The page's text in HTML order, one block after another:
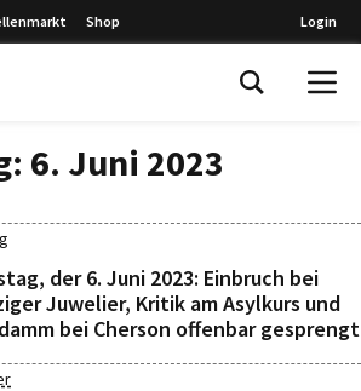
Shop Login
6. Juni 2023
der 6. Juni 2023: Einbruch bei
Juwelier, Kritik am Asylkurs und
bei Cherson offenbar gesprengt